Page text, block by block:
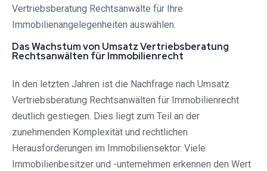
Vertriebsberatung Rechtsanwälte für Ihre
Immobilienangelegenheiten auswählen.
Das Wachstum von Umsatz Vertriebsberatung
Rechtsanwälten für Immobilienrecht
In den letzten Jahren ist die Nachfrage nach Umsatz
Vertriebsberatung Rechtsanwälten für Immobilienrecht
deutlich gestiegen. Dies liegt zum Teil an der
zunehmenden Komplexität und rechtlichen
Herausforderungen im Immobiliensektor. Viele
Immobilienbesitzer und -unternehmen erkennen den Wert